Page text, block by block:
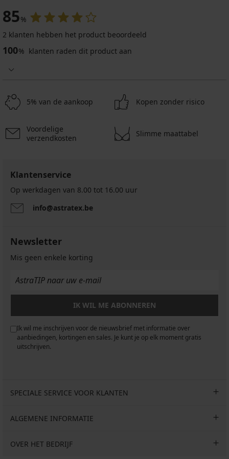
Sale -70%
Legging
13,50
€
€
85%
2 klanten hebben het product beoordeeld
100% klanten raden dit product aan
5% van de aankoop Kopen zonder risico
Voordelige
verzendkosten
Slimme maattabel
Klantenservice
Op werkdagen van 8.00 tot 16.00 uur
info@astratex.be
Newsletter
Mis geen enkele korting
IK WIL ME ABONNEREN
Ik wil me inschrijven voor de nieuwsbrief met informatie over
aanbiedingen, kortingen en sales. Je kunt je op elk moment gratis
uitschrijven.
SPECIALE SERVICE VOOR KLANTEN
ALGEMENE INFORMATIE
OVER HET BEDRIJF